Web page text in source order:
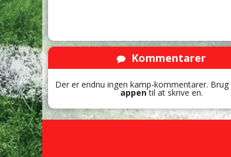
Kommentarer
Der er endnu ingen kamp-kommentarer. Brug
appentil at skrive en.